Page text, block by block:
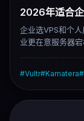
2026年适合
企业选VPS和个
业更在意服务器
#Vultr#Kamatera#